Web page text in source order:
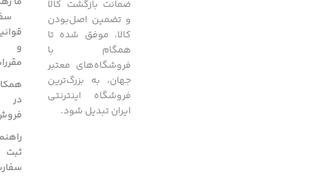
ضمانت بازگشت کالا
و تضمین اصل‌بودن
کالا، موفق شده تا
همگام با
فروشگاه‌های معتبر
جهان، به بزرگ‌ترین
فروشگاه اینترنتی
ایران تبدیل شود.
و
در
ثبت